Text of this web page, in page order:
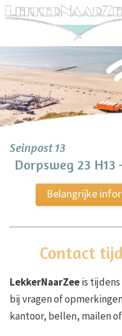
Seinpost 13
Dorpsweg 23 H13
Belangrijke
Contact
LekkerNaarZeeis
bij vragen of
kantoor, bellen, mailen